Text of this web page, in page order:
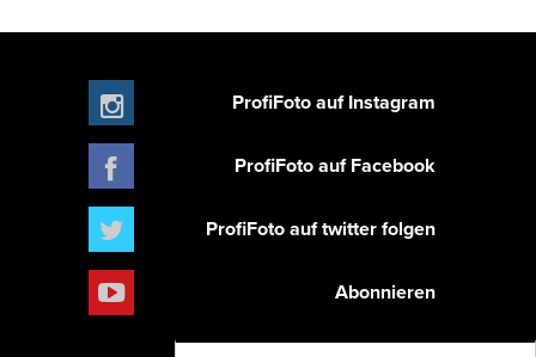
ProfiFoto auf Instagram
ProfiFoto auf Facebook
ProfiFoto auf twitter folgen
Abonnieren